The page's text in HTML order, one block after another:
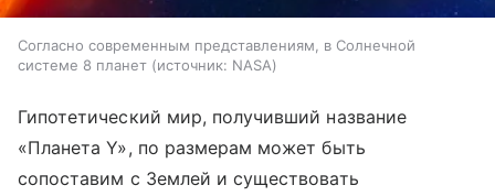
Согласно современным представлениям, в Солнечной
системе 8 планет
источник: NASA
Гипотетический мир, получивший название
«Планета Y», по размерам может быть
сопоставим с Землей и существовать